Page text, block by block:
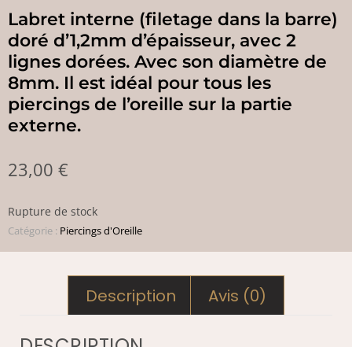
Labret interne (filetage dans la barre)
doré d’1,2mm d’épaisseur, avec 2
lignes dorées. Avec son diamètre de
8mm. Il est idéal pour tous les
piercings de l’oreille sur la partie
externe.
23,00 €
Rupture de stock
Catégorie : Piercings d'Oreille
Description Avis (0)